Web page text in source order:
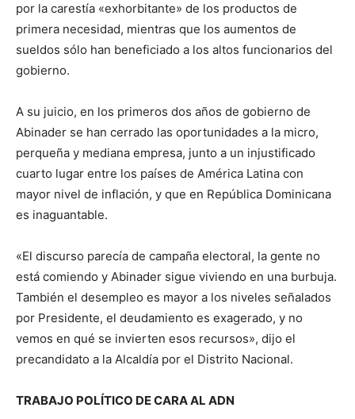
por la carestía «exhorbitante» de los productos de
primera necesidad, mientras que los aumentos de
sueldos sólo han beneficiado a los altos funcionarios del
gobierno.
A su juicio, en los primeros dos años de gobierno de
Abinader se han cerrado las oportunidades a la micro,
perqueña y mediana empresa, junto a un injustificado
cuarto lugar entre los países de América Latina con
mayor nivel de inflación, y que en República Dominicana
es inaguantable.
«El discurso parecía de campaña electoral, la gente no
está comiendo y Abinader sigue viviendo en una burbuja.
También el desempleo es mayor a los niveles señalados
por Presidente, el deudamiento es exagerado, y no
vemos en qué se invierten esos recursos», dijo el
precandidato a la Alcaldía por el Distrito Nacional.
TRABAJO POLÍTICO DE CARA AL ADN